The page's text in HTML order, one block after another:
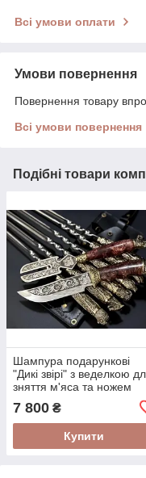
Всі умови оплати
Умови повернення
Повернення товару
Всі умови повернення
Подібні товари
Шампура подарункові
"Дикі звірі" з веделкою
зняття м'яса та ножем
7 800 ₴
Купити